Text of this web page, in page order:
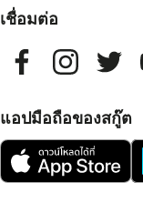
เชื่อมต่อ
แอปมือถือของสกู๊ต